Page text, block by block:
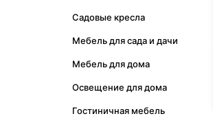
Садовые кресла
Мебель для сада и дачи
Мебель для дома
Освещение для дома
Гостиничная мебель
Освещение